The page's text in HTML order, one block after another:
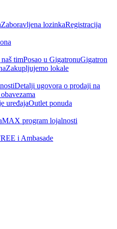
Zaboravljena lozinkaRegistracija
timPosao u GigatronuGigatron
Zakupljujemo lokale
Detalji ugovora o prodaji na
uređajaOutlet ponuda
program lojalnosti
i Ambasade